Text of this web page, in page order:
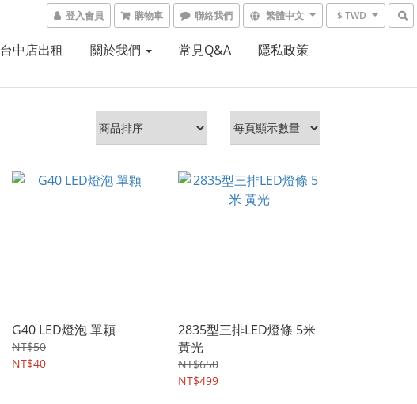
登入會員 購物車 聯絡我們 繁體中文 $ TWD
台中店出租 關於我們 常見Q&A 隱私政策
G40 LED燈泡 單顆
NT$50
NT$40
2835型三排LED燈條 5米
黃光
NT$650
NT$499